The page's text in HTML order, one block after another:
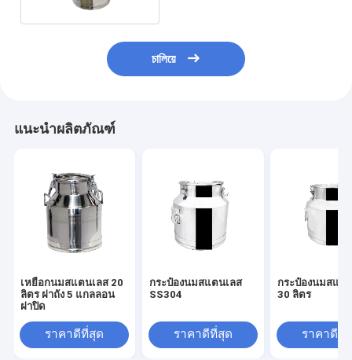
চালিয়ে
แนะนำผลิตภัณฑ์
เหยือกนมสแตนเลส 20
ลิตร ฝาถัง 5 แกลลอน
ฝาปิด
ราคาดีที่สุด
กระป๋องนมสแตนเลส
SS304
ราคาดีที่สุด
กระป๋องนมสแต
30 ลิตร
ราคาดีที่